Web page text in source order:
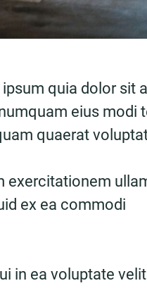
quia dolor sit
eius modi
quaerat
exercitationem
ex ea commodi
in ea voluptate